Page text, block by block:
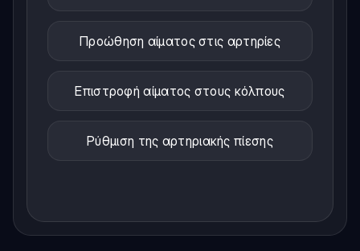
Προώθηση αίματος στις αρτηρίες
Επιστροφή αίματος στους κόλπους
Ρύθμιση της αρτηριακής πίεσης